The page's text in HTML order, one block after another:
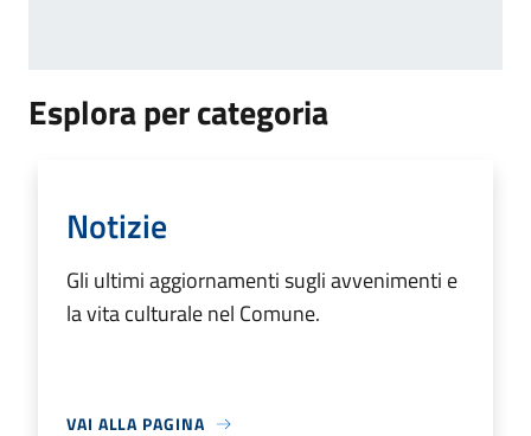
Esplora per categoria
Notizie
Gli ultimi aggiornamenti sugli avvenimenti e
la vita culturale nel Comune.
VAI ALLA PAGINA